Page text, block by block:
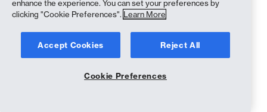
« Je pense que cela ressemble un peu à un iceberg »,
explique John. « Nos clients ne voient que la partie
émergée de l'iceberg. Ils ne voient pas ce que nous
avons fait en coulisses, mais ils en tirent les
avantages. Ils bénéficient d'un service
enhance the experience. You can set your preferences by
clicking "Cookie Preferences". Learn More
Accept Cookies Reject All
Cookie Preferences